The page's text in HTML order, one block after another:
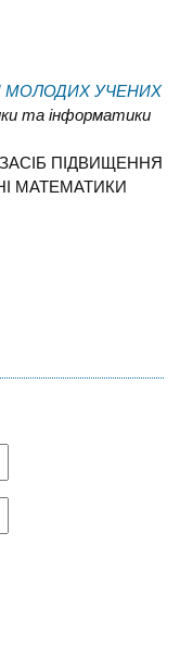
МОЛОДИХ УЧЕНИХ
та інформатики
ЗАСІБ ПІДВИЩЕННЯ
МАТЕМАТИКИ